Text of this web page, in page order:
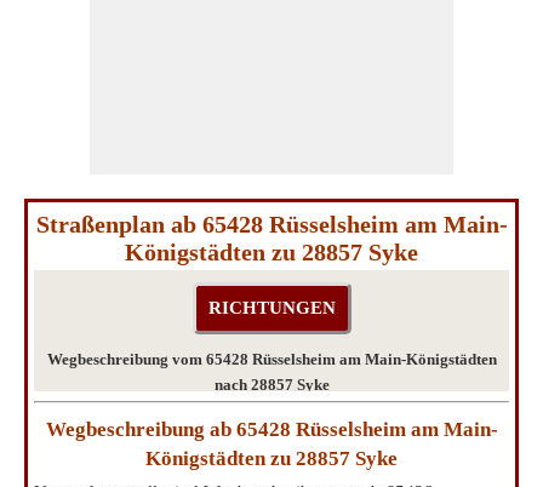
Straßenplan ab 65428 Rüsselsheim am Main-
Königstädten zu 28857 Syke
Wegbeschreibung vom 65428 Rüsselsheim am Main-Königstädten
nach 28857 Syke
Wegbeschreibung ab 65428 Rüsselsheim am Main-
Königstädten zu 28857 Syke